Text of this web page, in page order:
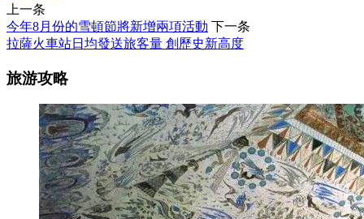
上一条
今年8月份的雪頓節將新增兩項活動 下一条
拉薩火車站日均發送旅客量 創歷史新高度
旅游攻略